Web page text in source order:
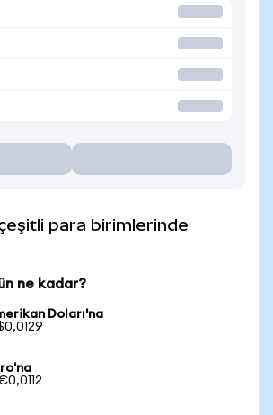
para birimlerinde
ne kadar?
Doları'na